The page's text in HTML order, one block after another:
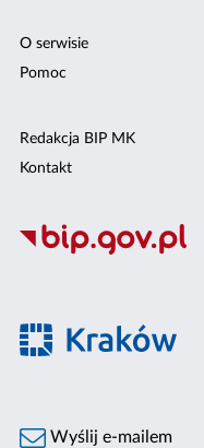
O serwisie
Pomoc
Redakcja BIP MK
Kontakt
Wyślij e-mailem